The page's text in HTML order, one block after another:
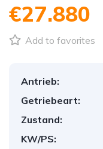
€27.880
Add to favorites
Antrieb:
Getriebeart:
Zustand:
KW/PS: